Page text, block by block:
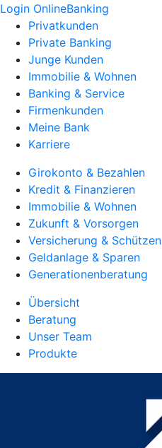
Login OnlineBanking
Privatkunden
Private Banking
Junge Kunden
Immobilie & Wohnen
Banking & Service
Firmenkunden
Meine Bank
Karriere
Girokonto & Bezahlen
Kredit & Finanzieren
Immobilie & Wohnen
Zukunft & Vorsorgen
Versicherung & Schützen
Geldanlage & Sparen
Generationenberatung
Übersicht
Beratung
Unser Team
Produkte